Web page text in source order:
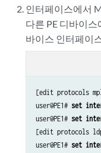
인터페이스에서
다른 PE 디바이
바이스 인터페이
[edit protocols
user@PE1# set
user@PE1# set
[edit protocols
user@PE1# set